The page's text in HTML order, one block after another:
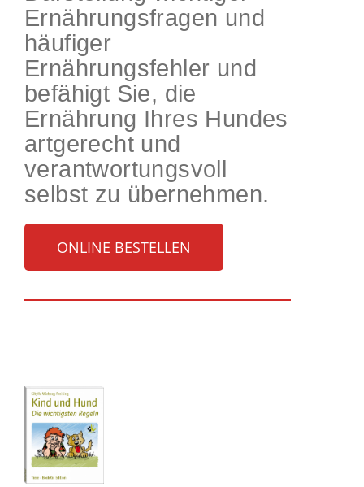
Ernährungsfragen und
häufiger
Ernährungsfehler und
befähigt Sie, die
Ernährung Ihres Hundes
artgerecht und
verantwortungsvoll
selbst zu übernehmen.
ONLINE BESTELLEN